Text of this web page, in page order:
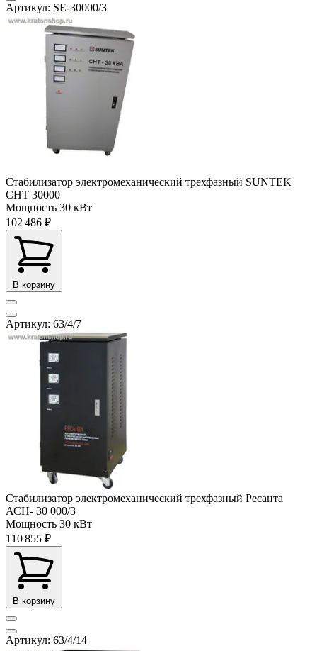
Артикул: SE-30000/3
Стабилизатор электромеханический трехфазный SUNTEK
СНТ 30000
Мощность 30 кВт
102 486 ₽
В корзину
Артикул: 63/4/7
Стабилизатор электромеханический трехфазный Ресанта
АСН- 30 000/3
Мощность 30 кВт
110 855 ₽
В корзину
Артикул: 63/4/14